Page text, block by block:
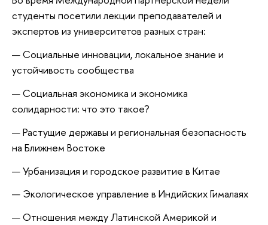
студенты посетили лекции преподавателей и
экспертов из университетов разных стран:
Социальные инновации, локальное знание и
устойчивость сообщества
Социальная экономика и экономика
солидарности: что это такое?
Растущие державы и региональная безопасность
на Ближнем Востоке
Урбанизация и городское развитие в Китае
Экологическое управление в Индийских Гималаях
Отношения между Латинской Америкой и